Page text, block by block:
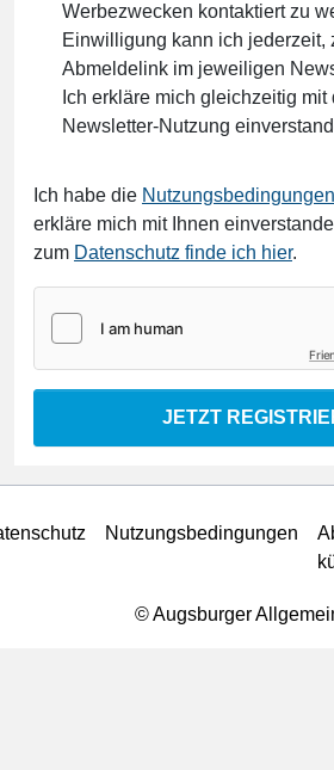
Werbezwecken kontaktiert zu
Einwilligung kann ich jederzeit,
Abmeldelink im jeweiligen
Ich erkläre mich gleichzeitig
Newsletter-Nutzung
Ich habe die Nutzungsbedingungen
erkläre mich mit Ihnen
zum Datenschutz finde ich hier.
JETZT
Nutzungsbedingungen
© Augsburger